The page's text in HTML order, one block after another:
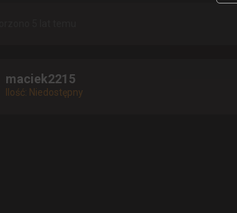
maciek2215
Ilość: Niedostępny